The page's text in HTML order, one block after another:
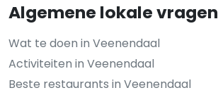
Algemene lokale vragen
Wat te doen in Veenendaal
Activiteiten in Veenendaal
Beste restaurants in Veenendaal